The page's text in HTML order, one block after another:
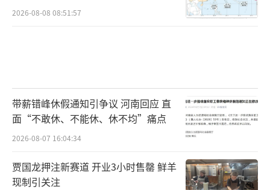
2026-08-08 08:51:57
带薪错峰休假通知引争议 河南回应 直
面“不敢休、不能休、休不均”痛点
2026-08-07 16:04:34
贾国龙押注新赛道 开业3小时售罄 鲜羊
现制引关注